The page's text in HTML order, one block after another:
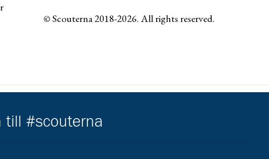
© Scouterna 2018-2026. All rights reserved.
till #scouterna